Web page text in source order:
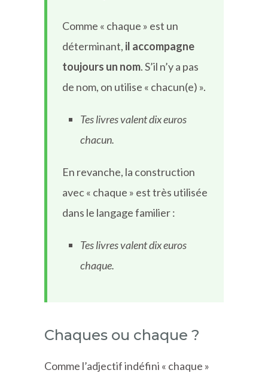
Comme « chaque » est un
déterminant, il accompagne
toujours un nom. S’il n’y a pas
de nom, on utilise « chacun(e) ».
Tes livres valent dix euros
chacun.
En revanche, la construction
avec « chaque » est très utilisée
dans le langage familier :
Tes livres valent dix euros
chaque.
Chaques ou chaque ?
Comme l’adjectif indéfini « chaque »